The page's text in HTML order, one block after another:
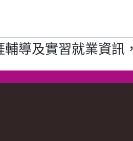
導及實習就業資訊